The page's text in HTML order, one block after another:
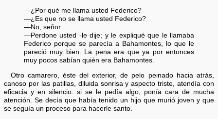
—¿Por qué me llama usted Federico?
—¿Es que no se llama usted Federico?
—No, señor.
—Perdone usted -le dije; y le expliqué que le llamaba
Federico porque se parecía a Bahamontes, lo que le
pareció muy bien. La pena era que ya por entonces
muy pocos sabían quién era Bahamontes.
Otro camarero, éste del exterior, de pelo peinado hacia atrás,
canoso por las patillas, diluida sonrisa y aspecto triste, atendía con
eficacia y en silencio: si se le pedía algo, ponía cara de mucha
atención. Se decía que había tenido un hijo que murió joven y que
se seguía un proceso para hacerle santo.